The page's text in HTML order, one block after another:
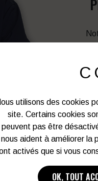
utilisons des cookies
site. Certains cookies
peuvent pas être
nous aident à améliorer la
activés que si vous
OK, TOUT